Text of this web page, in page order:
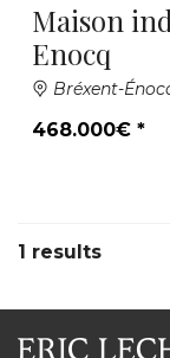
Maison
Enocq
Bréxent-
468.000€ *
1 results